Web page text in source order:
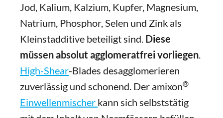
Jod, Kalium, Kalzium, Kupfer, Magnesium,
Natrium, Phosphor, Selen und Zink als
Kleinstadditive beteiligt sind. Diese
müssen absolut agglomeratfrei vorliegen.
High-Shear-Blades desagglomerieren
zuverlässig und schonend. Der amixon®
Einwellenmischer kann sich selbststätig